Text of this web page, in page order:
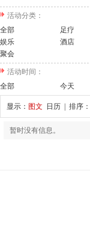
活动分类：
全部
足疗
娱乐
酒店
聚会
活动时间：
全部
今天
显示： 图文 日历 | 排序：
暂时没有信息。